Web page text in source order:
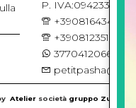
P. IVA:09423341214
+39081643421
+390812351280
3770412066 ,
Atelier società gruppo Zucchetti